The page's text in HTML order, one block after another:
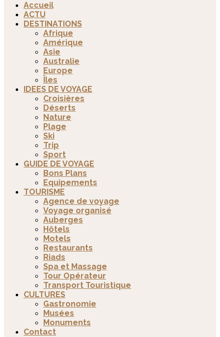
Accueil
ACTU
DESTINATIONS
Afrique
Amérique
Asie
Australie
Europe
Îles
IDEES DE VOYAGE
Croisières
Déserts
Nature
Plage
Ski
Trip
Sport
GUIDE DE VOYAGE
Bons Plans
Equipements
TOURISME
Agence de voyage
Voyage organisé
Auberges
Hôtels
Motels
Restaurants
Riads
Spa et Massage
Tour Opérateur
Transport Touristique
CULTURES
Gastronomie
Musées
Monuments
Contact